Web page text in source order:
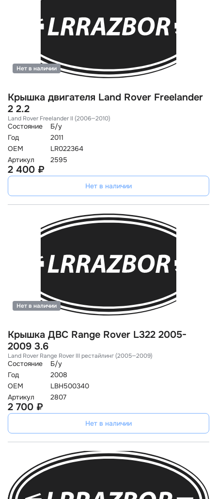
Крышка двигателя Land Rover Freelander
2 2.2
Land Rover Freelander II (2006—2010)
Состояние
Б/у
Год
2011
OEM
LR022364
Артикул
2595
Нет в наличии
2 400 ₽
Нет в наличии
Крышка ДВС Range Rover L322 2005-
2009 3.6
Land Rover Range Rover III рестайлинг (2005—2009)
Состояние
Б/у
Год
2008
OEM
LBH500340
Артикул
2807
Нет в наличии
2 700 ₽
Нет в наличии